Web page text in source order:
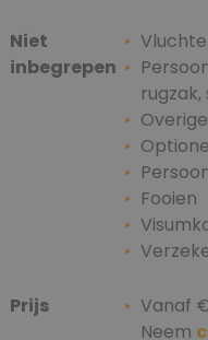
Niet
inbegrepen
rugzak,
Fooien
Prijs
Vanaf
Neem